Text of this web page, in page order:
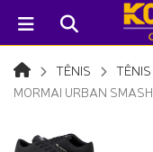
TÊNIS
MORMAI URBAN